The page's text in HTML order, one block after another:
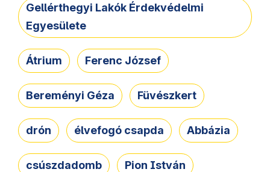
Gellérthegyi Lakók Érdekvédelmi
Egyesülete
Átrium Ferenc József
Bereményi Géza Füvészkert
drón élvefogó csapda Abbázia
csúszdadomb Pion István